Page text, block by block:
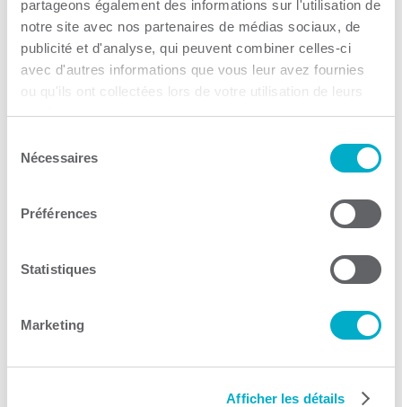
partageons également des informations sur l'utilisation de
notre site avec nos partenaires de médias sociaux, de
publicité et d'analyse, qui peuvent combiner celles-ci
avec d'autres informations que vous leur avez fournies
ou qu'ils ont collectées lors de votre utilisation de leurs
services.
Nécessaires
Préférences
Statistiques
Marketing
Afficher les détails
Consulter le site Web
Co-développement